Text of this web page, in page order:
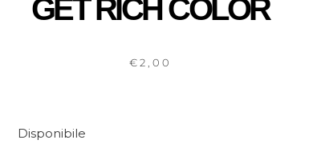
GET RICH COLOR
€2,00
Disponibile